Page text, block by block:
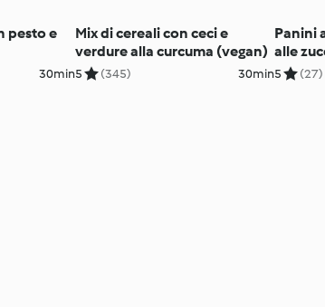
pesto e
30min
Mix di cereali con ceci e
verdure alla curcuma (vegan)
5 (345) 30min
Panini
alle
5 (27)